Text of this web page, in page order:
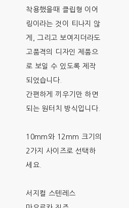
착용했을때 클립형 이어
링이라는 것이 티나지 않
게, 그리고 보여지더라도
고품격의 디자인 제품으
로 보일 수 있도록 제작
되었습니다.
간편하게 끼우기만 하면
되는 원터치 방식입니다.
10mm와 12mm 크기의
2가지 사이즈로 선택하
세요.
서지컬 스텐레스